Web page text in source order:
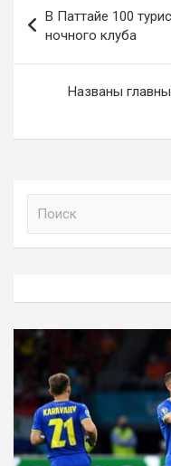
по
записям
В Паттайе 100
ночного клуба
Названы